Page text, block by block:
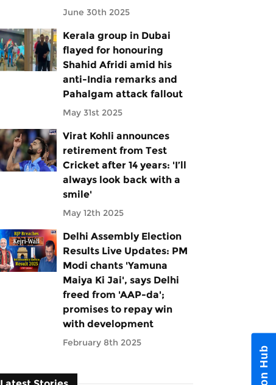
June 30th 2025
Kerala group in Dubai
flayed for honouring
Shahid Afridi amid his
anti-India remarks and
Pahalgam attack fallout
May 31st 2025
Virat Kohli announces
retirement from Test
Cricket after 14 years: 'I’ll
always look back with a
smile'
May 12th 2025
Delhi Assembly Election
Results Live Updates: PM
Modi chants 'Yamuna
Maiya Ki Jai', says Delhi
freed from 'AAP-da';
promises to repay win
with development
February 8th 2025